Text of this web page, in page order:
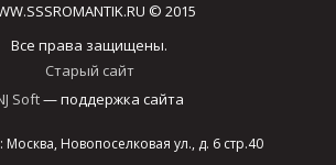
© 2015
Все права защищены.
Старый сайт
Soft— поддержка сайта
Новопоселковая ул., д. 6 стр.40